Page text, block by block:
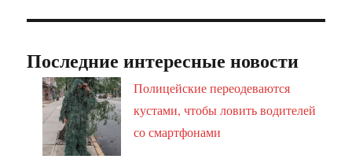
Последние интересные новости
Полицейские переодеваются
кустами, чтобы ловить водителей
со смартфонами